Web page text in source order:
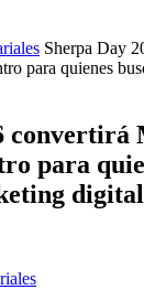
Sherpa Day
para quienes
convertirá
para